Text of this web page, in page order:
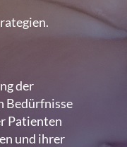
der
Bedürfnisse
Patienten
und ihrer